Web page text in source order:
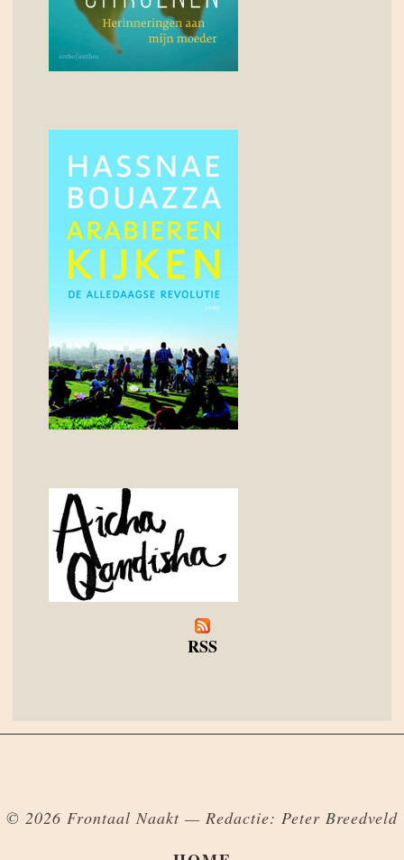
RSS
© 2026 Frontaal Naakt — Redactie: Peter Breedveld